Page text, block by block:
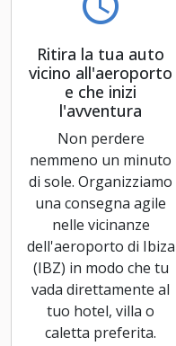
Ritira la tua auto
vicino all'aeroporto
e che inizi
l'avventura
Non perdere
nemmeno un minuto
di sole. Organizziamo
una consegna agile
nelle vicinanze
dell'aeroporto di Ibiza
(IBZ) in modo che tu
vada direttamente al
tuo hotel, villa o
caletta preferita.